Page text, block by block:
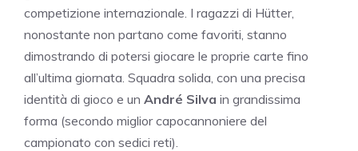
competizione internazionale. I ragazzi di Hütter,
nonostante non partano come favoriti, stanno
dimostrando di potersi giocare le proprie carte fino
all’ultima giornata. Squadra solida, con una precisa
identità di gioco e un André Silva in grandissima
forma (secondo miglior capocannoniere del
campionato con sedici reti).